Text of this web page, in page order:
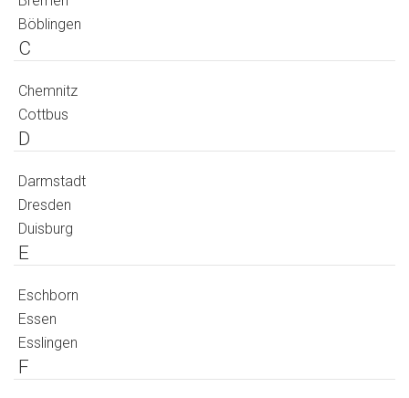
Böblingen
C
Chemnitz
Cottbus
D
Darmstadt
Dresden
Duisburg
E
Eschborn
Essen
Esslingen
F